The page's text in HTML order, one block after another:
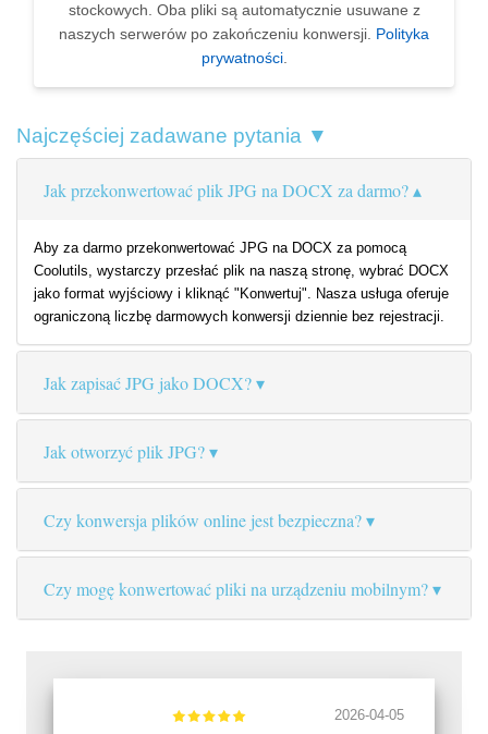
stockowych. Oba pliki są automatycznie usuwane z
naszych serwerów po zakończeniu konwersji. Polityka
prywatności.
Najczęściej zadawane pytania ▼
Jak przekonwertować plik JPG na DOCX za darmo?
Aby za darmo przekonwertować JPG na DOCX za pomocą
Coolutils, wystarczy przesłać plik na naszą stronę, wybrać DOCX
jako format wyjściowy i kliknąć "Konwertuj". Nasza usługa oferuje
ograniczoną liczbę darmowych konwersji dziennie bez rejestracji.
Jak zapisać JPG jako DOCX?
Jak otworzyć plik JPG?
Czy konwersja plików online jest bezpieczna?
Czy mogę konwertować pliki na urządzeniu mobilnym?
2026-04-05